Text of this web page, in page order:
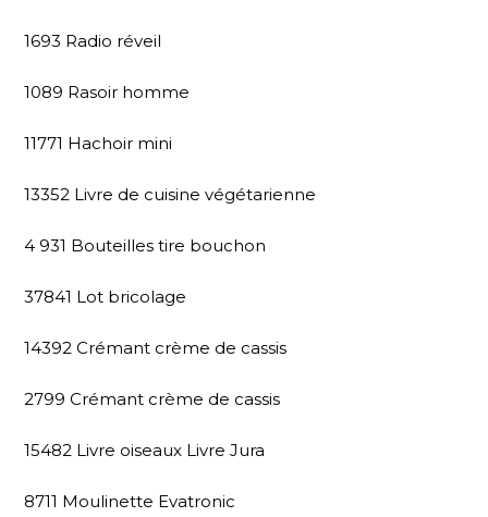
1693 Radio réveil
1089 Rasoir homme
11771 Hachoir mini
13352 Livre de cuisine végétarienne
4 931 Bouteilles tire bouchon
37841 Lot bricolage
14392 Crémant crème de cassis
2799 Crémant crème de cassis
15482 Livre oiseaux Livre Jura
8711 Moulinette Evatronic